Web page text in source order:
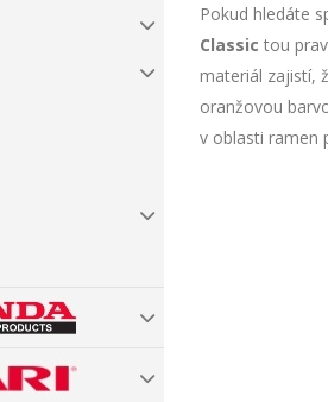
Pokud hledáte
Classic tou
materiál zajistí,
oranžovou
v oblasti ramen